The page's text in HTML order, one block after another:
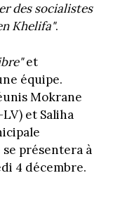
des socialistes
Khelifa".
et
équipe.
Mokrane
et Saliha
présentera à
4 décembre.